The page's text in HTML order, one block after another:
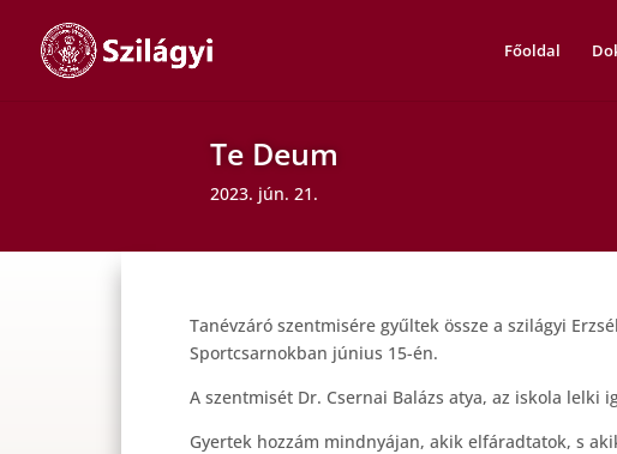
Főoldal
Te Deum
2023. jún. 21.
Tanévzáró szentmisére gyűltek össze a szilágyi
Sportcsarnokban június 15-én.
A szentmisét Dr. Csernai Balázs atya, az iskola lelki
Gyertek hozzám mindnyájan, akik elfáradtatok, s